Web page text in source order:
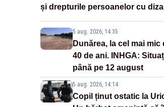
și drepturile persoanelor cu
5 aug. 2026, 14:35
Dunărea, la cel mai
40 de ani. INHGA:
până pe 12 august
5 aug. 2026, 14:14
Copil ținut ostatic la